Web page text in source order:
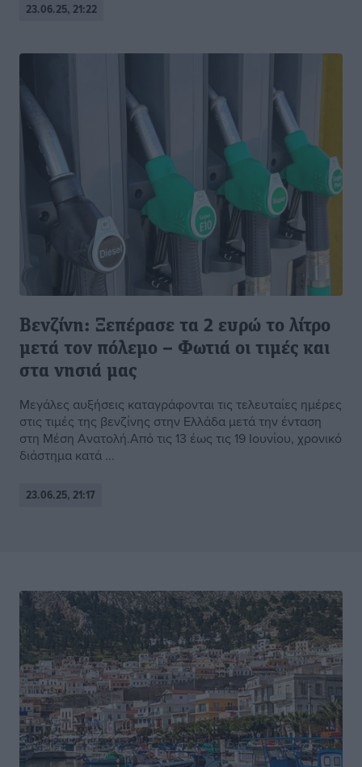
23.06.25, 21:22
Βενζίνη: Ξεπέρασε τα 2 ευρώ το λίτρο
μετά τον πόλεμο – Φωτιά οι τιμές και
στα νησιά μας
Μεγάλες αυξήσεις καταγράφονται τις τελευταίες ημέρες
στις τιμές της βενζίνης στην Ελλάδα μετά την ένταση
στη Μέση Ανατολή.Από τις 13 έως τις 19 Ιουνίου, χρονικό
διάστημα κατά ...
23.06.25, 21:17